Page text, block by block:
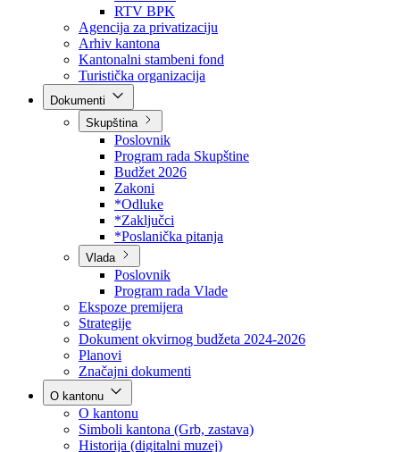
Direkcija za šumarstvo
Javna preduzeća
BPK šume
RTV BPK
Agencija za privatizaciju
Arhiv kantona
Kantonalni stambeni fond
Turistička organizacija
Skupština
Poslovnik
Program rada Skupštine
Budžet 2026
Zakoni
*Odluke
*Zaključci
*Poslanička pitanja
Vlada
Poslovnik
Program rada Vlade
Ekspoze premijera
Strategije
Dokument okvirnog budžeta 2024-2026
Planovi
Značajni dokumenti
O kantonu